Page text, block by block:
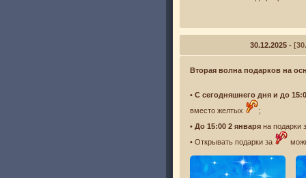
30.12.2025 -
Вторая волна подарков на
• С сегодняшнего дня и до
вместо желтых
;
• До 15:00 2 января на подарки
• Открывать подарки за